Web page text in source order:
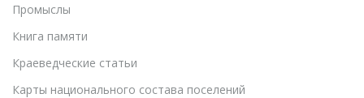
Промыслы
Книга памяти
Краеведческие статьи
Карты национального состава поселений